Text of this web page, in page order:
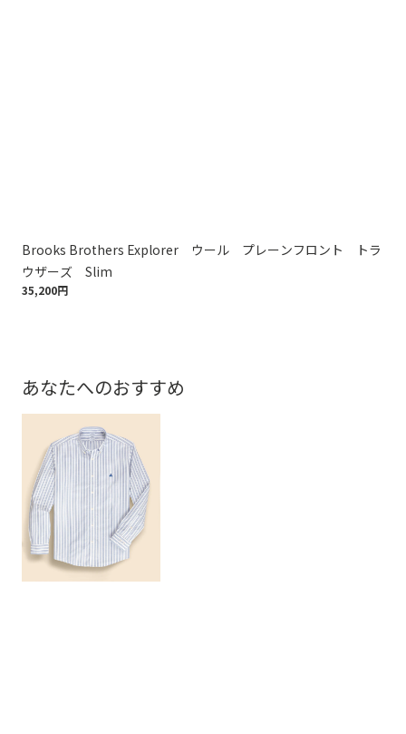
Brooks Brothers Explorer ウール プレーンフロント トラ
ウザーズ Slim
35,200円
あなたへのおすすめ